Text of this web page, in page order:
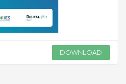
DOWNLOAD